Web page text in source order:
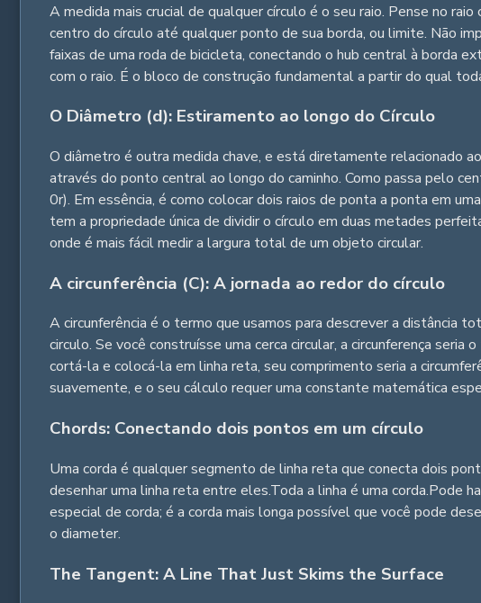
A medida mais crucial de qualquer círculo é o seu raio. Pense no
centro do círculo até qualquer ponto de sua borda, ou limite. Não
faixas de uma roda de bicicleta, conectando o hub central à borda
com o raio. É o bloco de construção fundamental a partir do qual
O Diâmetro (d): Estiramento ao longo do Círculo
O diâmetro é outra medida chave, e está diretamente relacionado
através do ponto central ao longo do caminho. Como passa pelo
0r). Em essência, é como colocar dois raios de ponta a ponta em
tem a propriedade única de dividir o círculo em duas metades
onde é mais fácil medir a largura total de um objeto circular.
A circunferência (C): A jornada ao redor do círculo
A circunferência é o termo que usamos para descrever a distância
circulo. Se você construísse uma cerca circular, a circunferença
cortá-la e colocá-la em linha reta, seu comprimento seria a
suavemente, e o seu cálculo requer uma constante matemática
Chords: Conectando dois pontos em um círculo
Uma corda é qualquer segmento de linha reta que conecta dois
desenhar uma linha reta entre eles.Toda a linha é uma corda.Pode
especial de corda; é a corda mais longa possível que você pode
o diameter.
The Tangent: A Line That Just Skims the Surface